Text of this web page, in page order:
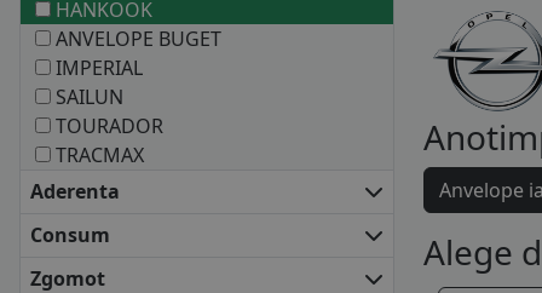
HANKOOK
ANVELOPE BUGET
IMPERIAL
SAILUN
TOURADOR
TRACMAX
Aderenta
Consum
Zgomot
Anvelope
Alege